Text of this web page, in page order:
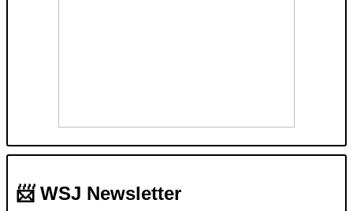
📨 WSJ Newsletter